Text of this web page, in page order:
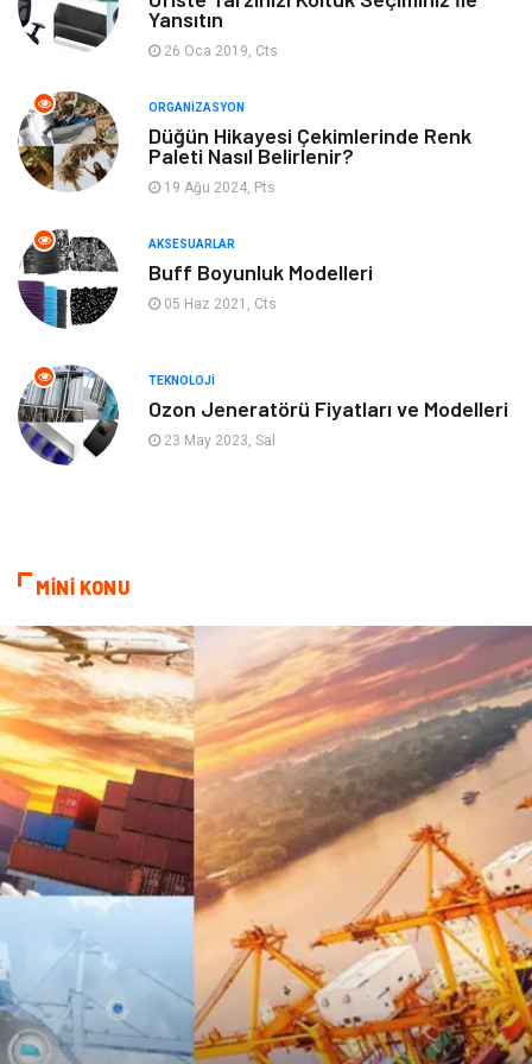
Yeme & İçme Spor
Gençlik & Eğlence Keyif & Hobi
Aksesuarlar
Mobilya
Gayrimenkul
Ev İşleri
Astroloji
Cam sosyal
Kına Gecesi genel blog
Sigorta Veteriner
kadınlar ve takı sağlık
Spor Malzemeleri
Yansıtın
26 Oca 2019, Cts
ORGANIZASYON
Düğün Hikayesi Çekimlerinde Renk
Paleti Nasıl Belirlenir?
19 Ağu 2024, Pts
AKSESUARLAR
Buff Boyunluk Modelleri
05 Haz 2021, Cts
TEKNOLOJI
Ozon Jeneratörü Fiyatları ve Modelleri
23 May 2023, Sal
MİNİ KONU